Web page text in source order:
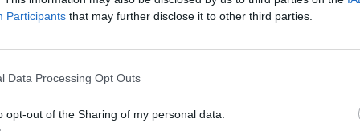
Participants that may further disclose it to other third parties.
Data Processing Opt Outs
opt-out of the Sharing of my personal data.
Αγίου Θεόδωρου στη Τρύπη τελείται το
Βαβαρούτσου. Στο μνημόσυνο καλούν
συγγενείς της.